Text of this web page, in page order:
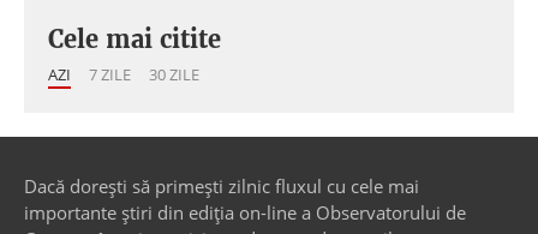
Cele mai citite
AZI 7 ZILE 30 ZILE
Dacă dorești să primești zilnic fluxul cu cele mai
importante știri din ediția on-line a Observatorului de